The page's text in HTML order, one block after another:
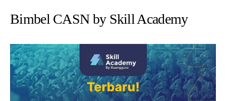
Bimbel CASN by Skill Academy